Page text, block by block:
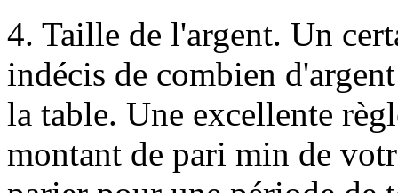
4. Taille de l'argent. Un
indécis de combien
la table. Une excellente
montant de pari min de